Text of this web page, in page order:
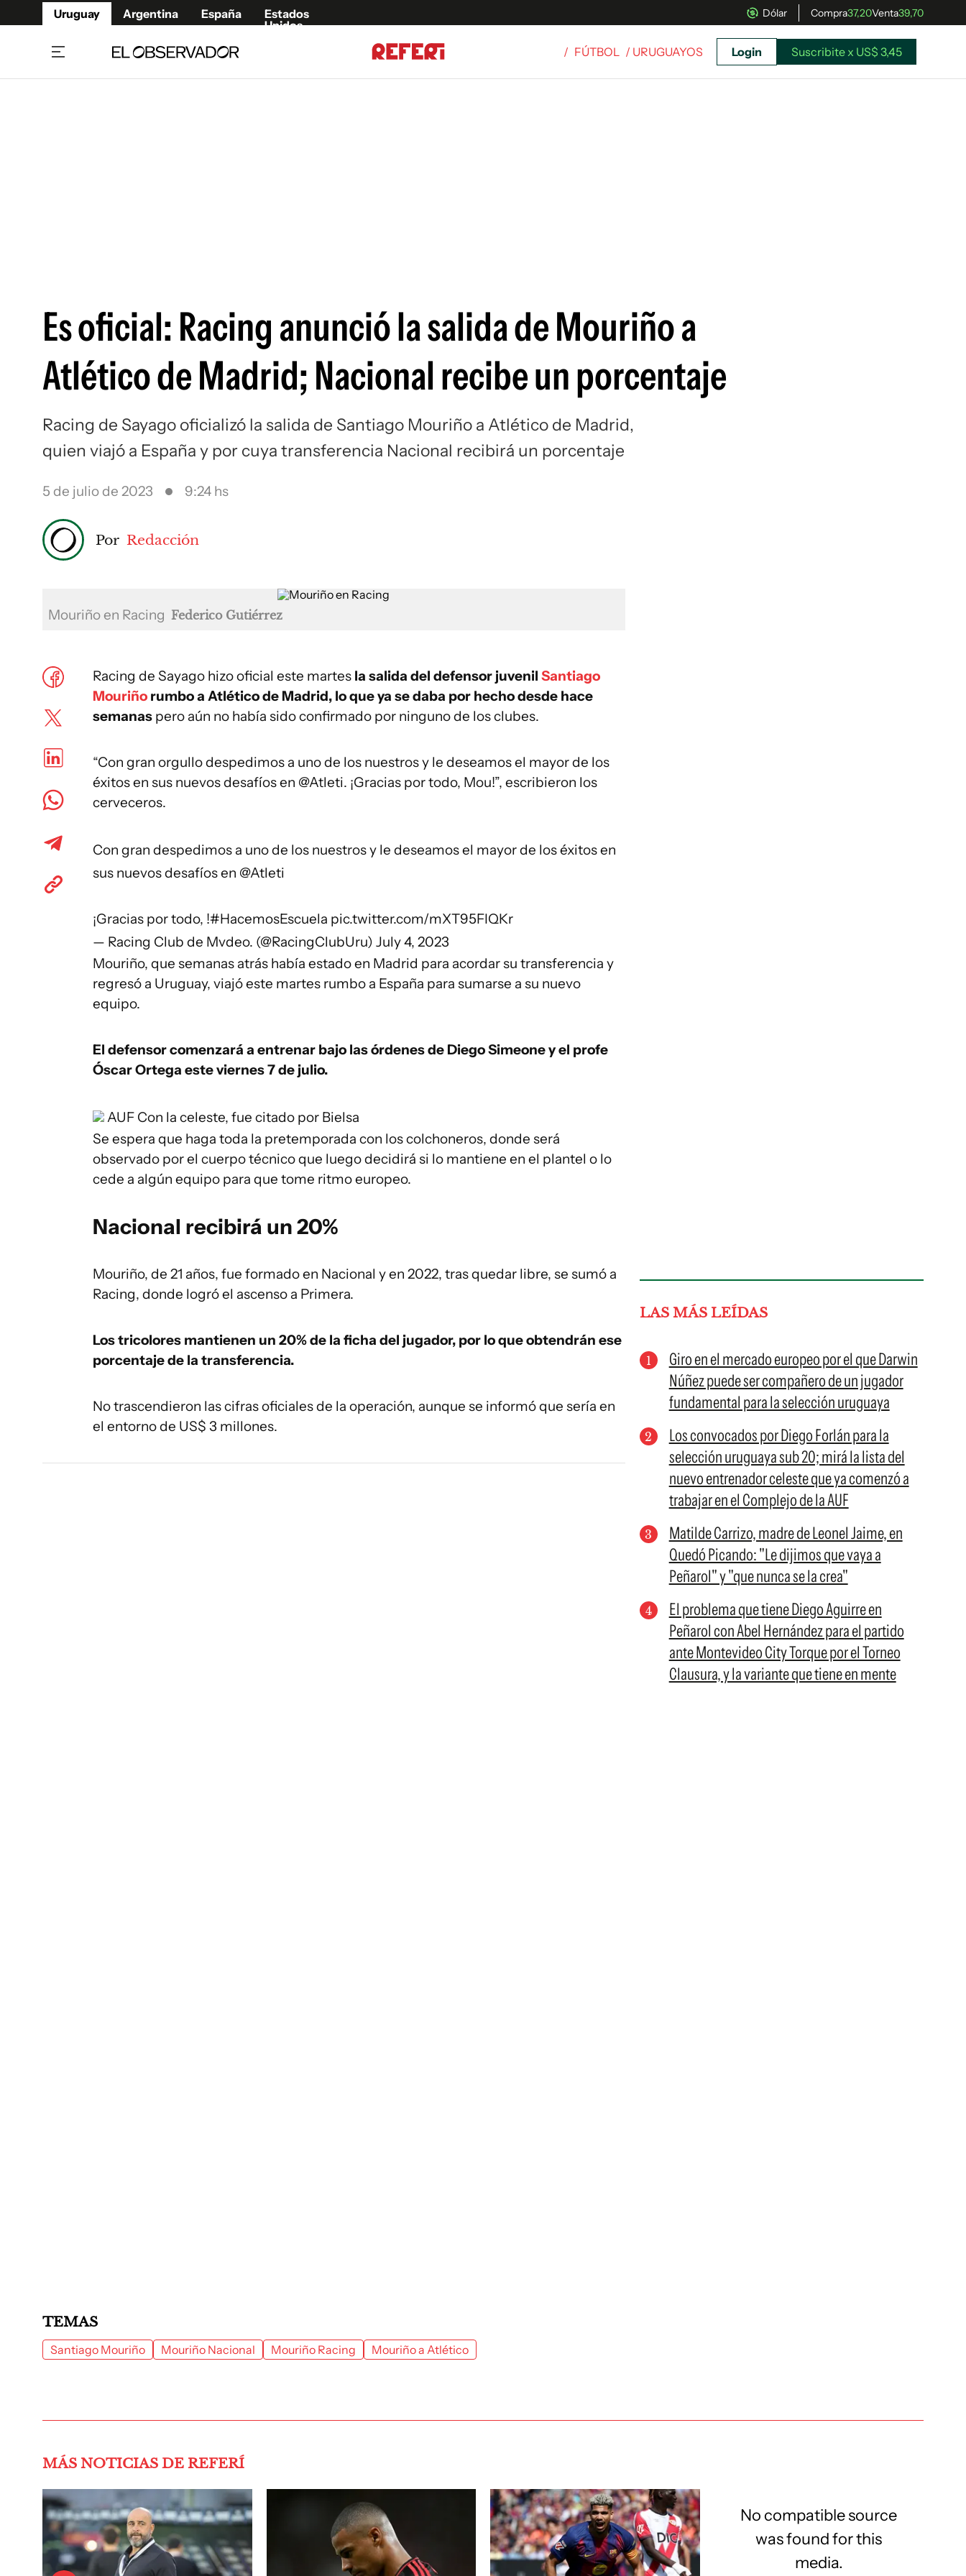
Uruguay Argentina España
Estados
Unidos
Dólar Compra37,20Venta39,70
/ FÚTBOL / URUGUAYOS Login Suscribite x US$ 3,45
Es oficial: Racing anunció la salida de Mouriño a
Atlético de Madrid; Nacional recibe un porcentaje
Racing de Sayago oficializó la salida de Santiago Mouriño a Atlético de Madrid,
quien viajó a España y por cuya transferencia Nacional recibirá un porcentaje
5 de julio de 2023 9:24 hs
Por Redacción
Mouriño en Racing Federico Gutiérrez
Racing de Sayago hizo oficial este martes la salida del defensor juvenil Santiago
Mouriño rumbo a Atlético de Madrid, lo que ya se daba por hecho desde hace
semanas pero aún no había sido confirmado por ninguno de los clubes.
“Con gran orgullo despedimos a uno de los nuestros y le deseamos el mayor de los
éxitos en sus nuevos desafíos en @Atleti. ¡Gracias por todo, Mou!”, escribieron los
cerveceros.
Con gran despedimos a uno de los nuestros y le deseamos el mayor de los éxitos en
sus nuevos desafíos en @Atleti
¡Gracias por todo, !#HacemosEscuela pic.twitter.com/mXT95FIQKr
— Racing Club de Mvdeo. (@RacingClubUru) July 4, 2023
Mouriño, que semanas atrás había estado en Madrid para acordar su transferencia y
regresó a Uruguay, viajó este martes rumbo a España para sumarse a su nuevo
equipo.
El defensor comenzará a entrenar bajo las órdenes de Diego Simeone y el profe
Óscar Ortega este viernes 7 de julio.
AUF Con la celeste, fue citado por Bielsa
Se espera que haga toda la pretemporada con los colchoneros, donde será
observado por el cuerpo técnico que luego decidirá si lo mantiene en el plantel o lo
cede a algún equipo para que tome ritmo europeo.
Nacional recibirá un 20%
Mouriño, de 21 años, fue formado en Nacional y en 2022, tras quedar libre, se sumó a
Racing, donde logró el ascenso a Primera.
Los tricolores mantienen un 20% de la ficha del jugador, por lo que obtendrán ese
porcentaje de la transferencia.
No trascendieron las cifras oficiales de la operación, aunque se informó que sería en
el entorno de US$ 3 millones.
LAS MÁS LEÍDAS
Giro en el mercado europeo por el que Darwin
Núñez puede ser compañero de un jugador
fundamental para la selección uruguaya
Los convocados por Diego Forlán para la
selección uruguaya sub 20; mirá la lista del
nuevo entrenador celeste que ya comenzó a
trabajar en el Complejo de la AUF
Matilde Carrizo, madre de Leonel Jaime, en
Quedó Picando: "Le dijimos que vaya a
Peñarol" y "que nunca se la crea"
El problema que tiene Diego Aguirre en
Peñarol con Abel Hernández para el partido
ante Montevideo City Torque por el Torneo
Clausura, y la variante que tiene en mente
TEMAS
Santiago Mouriño Mouriño Nacional Mouriño Racing Mouriño a Atlético
MÁS NOTICIAS DE REFERÍ
No compatible source
was found for this
media.